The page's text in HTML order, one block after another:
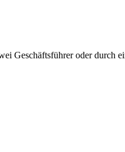
Geschäftsführer oder durch